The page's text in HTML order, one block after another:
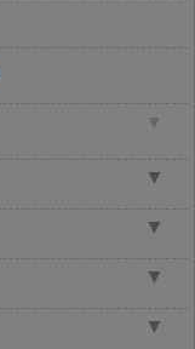
▼
▼
▼
▼
▼